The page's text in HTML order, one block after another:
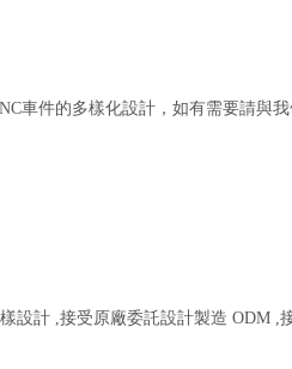
車件的多樣化設計，如有需要請與我
設計 ,接受原廠委託設計製造 ODM ,